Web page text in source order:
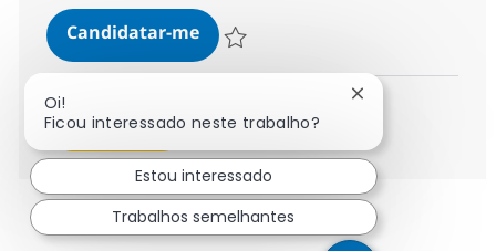
Candidatar-meCibersecurity
Ver mais
Oi!
Ficou interessado neste trabalho?
Fechar
Estou interessado
Trabalhos semelhantes